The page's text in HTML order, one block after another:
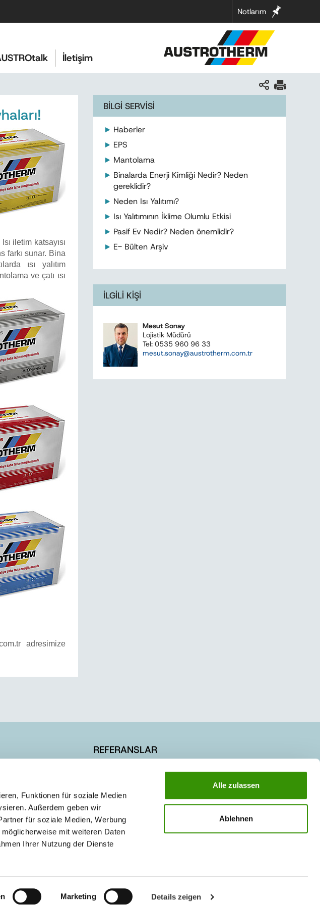
Funktionen für soziale Medien
Außerdem geben wir
für soziale Medien, Werbung
mit weiteren Daten
Ihrer Nutzung der Dienste
Marketing Details zeigen
Alle zulassen
Ablehnen
Notlarım
İletişim
iletim katsayısı
farkı sunar. Bina
ısı yalıtım
ve çatı ısı
adresimize
BİLGİ SERVİSİ
Haberler
EPS
Mantolama
Binalarda Enerji Kimliği Nedir? Neden
gereklidir?
Neden Isı Yalıtımı?
Isı Yalıtımının İklime Olumlu Etkisi
Pasif Ev Nedir? Neden önemlidir?
E- Bülten Arşiv
İLGİLİ KİŞİ
Mesut Sonay
Lojistik Müdürü
Tel: 0535 960 96 33
mesut.sonay@austrotherm.com.tr
REFERANSLAR